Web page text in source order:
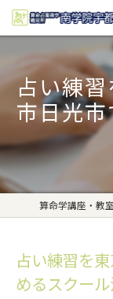
占い練
市日光市
占い練習を
めるスクー